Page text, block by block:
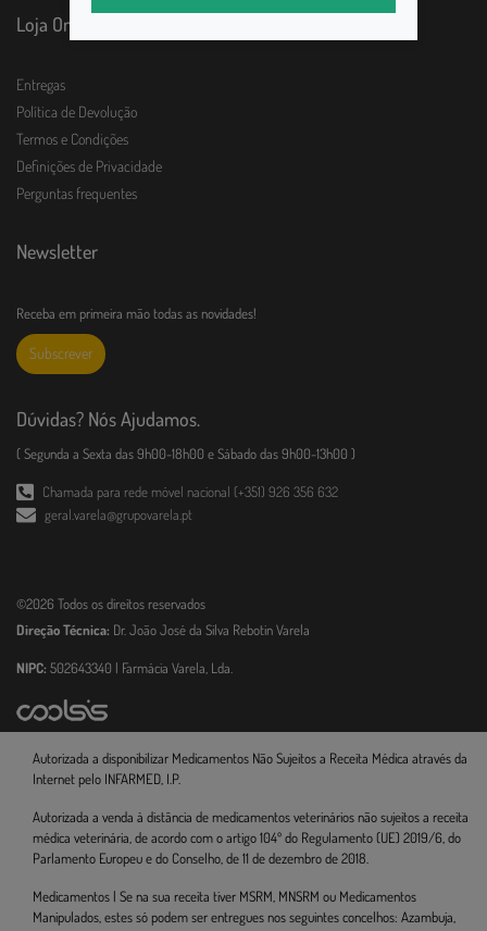
Loja Online
Entregas
Política de Devolução
Termos e Condições
Definições de Privacidade
Perguntas frequentes
Newsletter
Receba em primeira mão todas as novidades!
Subscrever
Dúvidas? Nós Ajudamos.
( Segunda a Sexta das 9h00-18h00 e Sábado das 9h00-13h00 )
Chamada para rede móvel nacional (+351) 926 356 632
geral.varela@grupovarela.pt
©2026 Todos os direitos reservados
Direção Técnica: Dr. João José da Silva Rebotin Varela
NIPC: 502643340 | Farmácia Varela, Lda.
Autorizada a disponibilizar Medicamentos Não Sujeitos a Receita Médica através da
Internet pelo INFARMED, I.P.
Autorizada a venda à distância de medicamentos veterinários não sujeitos a receita
médica veterinária, de acordo com o artigo 104º do Regulamento (UE) 2019/6, do
Parlamento Europeu e do Conselho, de 11 de dezembro de 2018.
Medicamentos | Se na sua receita tiver MSRM, MNSRM ou Medicamentos
Manipulados, estes só podem ser entregues nos seguintes concelhos: Azambuja,